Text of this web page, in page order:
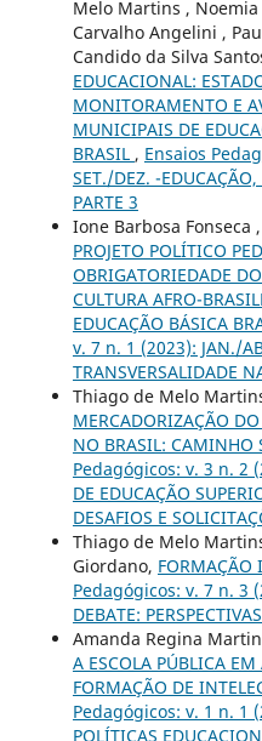
Melo Martins ,
Carvalho Angelini ,
Candido da Silva
EDUCACIONAL:
MONITORAMENTO E
MUNICIPAIS DE
BRASIL , Ensaios
SET./DEZ. -
PARTE 3
Ione Barbosa
PROJETO POLÍTICO
OBRIGATORIEDADE
CULTURA AFRO-
EDUCAÇÃO BÁSICA
v. 7 n. 1 (2023): JAN./
TRANSVERSALIDADE
Thiago de Melo
MERCADORIZAÇÃO
NO BRASIL: CAMINHO
Pedagógicos: v. 3 n. 2
DE EDUCAÇÃO
DESAFIOS E
Thiago de Melo
Giordano, FORMAÇÃO
Pedagógicos: v. 7 n. 3
DEBATE:
Amanda Regina
A ESCOLA PÚBLICA
FORMAÇÃO DE
Pedagógicos: v. 1 n. 1
POLÍTICAS